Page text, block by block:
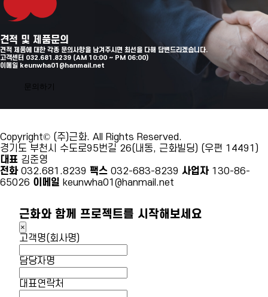
견적 및 제품문의
견적 제품에 대한 각종 문의사항을 남겨주시면 최선을 다해 답변드리겠습니다.
고객센터 032.681.8239 (AM 10:00 ~ PM 06:00)
이메일 keunwha01@hanmail.net
문의하기
Copyright© (주)근화. All Rights Reserved.
경기도 부천시 수도로95번길 26(내동, 근화빌딩) (우편 14491)
대표 김준영
전화032.681.8239 팩스 032-683-8239 사업자130-86-
65026 이메일 keunwha01@hanmail.net
근화와 함께 프로젝트를 시작해보세요
×
고객명(회사명)
담당자명
대표연락처